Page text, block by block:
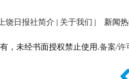
上饶日报社简介 | 关于我们 | 新闻热
，未经书面授权禁止使用.备案/许